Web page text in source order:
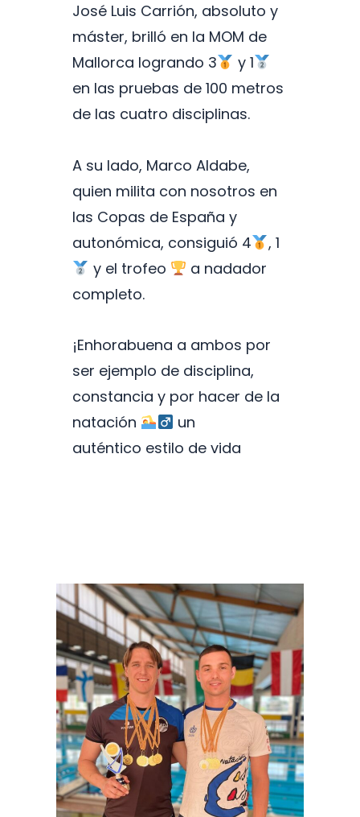
José Luis Carrión, absoluto y
máster, brilló en la MOM de
Mallorca logrando 3
y 1
en las pruebas de 100 metros
de las cuatro disciplinas.
A su lado, Marco Aldabe,
quien milita con nosotros en
las Copas de España y
autonómica, consiguió 4
, 1
y el trofeo
a nadador
completo.
¡Enhorabuena a ambos por
ser ejemplo de disciplina,
constancia y por hacer de la
natación
un
auténtico estilo de vida